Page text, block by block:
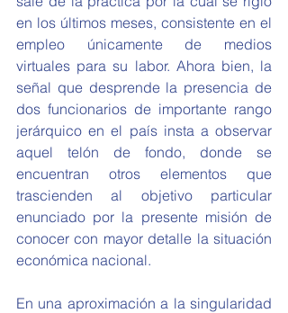
en los últimos meses, consistente en el
empleo únicamente de medios
virtuales para su labor. Ahora bien, la
señal que desprende la presencia de
dos funcionarios de importante rango
jerárquico en el país insta a observar
aquel telón de fondo, donde se
encuentran otros elementos que
trascienden al objetivo particular
enunciado por la presente misión de
conocer con mayor detalle la situación
económica nacional.
En una aproximación a la singularidad